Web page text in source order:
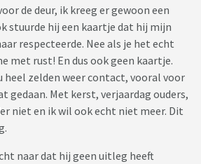
de deur, ik kreeg er gewoon een
stuurde hij een kaartje dat hij mijn
respecteerde. Nee als je het echt
met rust! En dus ook geen kaartje.
heel zelden weer contact, vooral voor
gedaan. Met kerst, verjaardag ouders,
niet en ik wil ook echt niet meer. Dit
naar dat hij geen uitleg heeft